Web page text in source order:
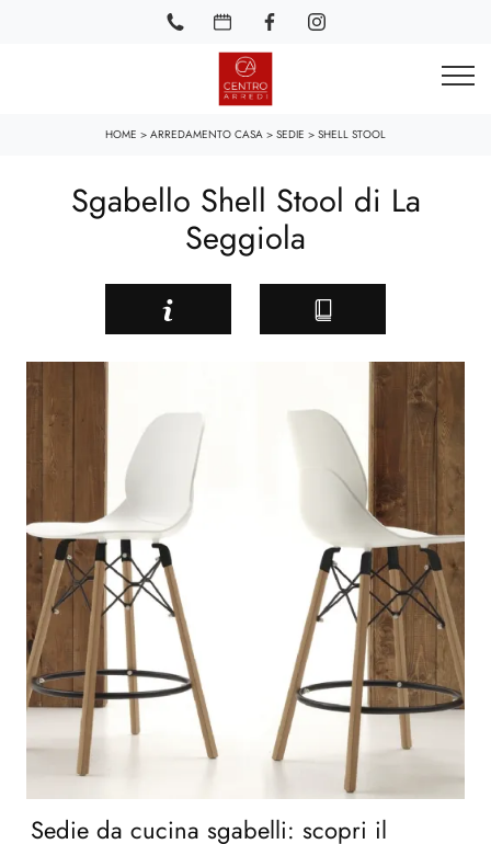
HOME > ARREDAMENTO CASA > SEDIE > SHELL STOOL
Sgabello Shell Stool di La
Seggiola
Sedie da cucina sgabelli: scopri il